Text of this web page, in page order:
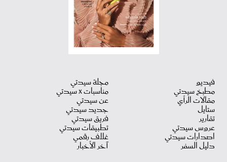
فيديو
مطبخ سيدتي
مقالات الرأي
ستايل
تقارير
عروس سيدتي
اصدارات سيدتي
دليل السفر
مجلة سيدتي
مناسبات X سيدتي
عن سيدتي
جديد سيدتي
فريق سيدتي
تطبيقات سيدتي
غلاف رقمي
آخر الأخبار